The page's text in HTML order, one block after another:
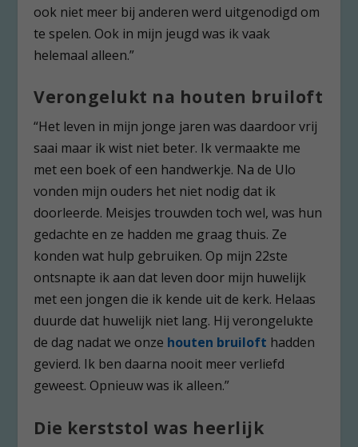
ook niet meer bij anderen werd uitgenodigd om
te spelen. Ook in mijn jeugd was ik vaak
helemaal alleen.”
Verongelukt na houten bruiloft
“Het leven in mijn jonge jaren was daardoor vrij
saai maar ik wist niet beter. Ik vermaakte me
met een boek of een handwerkje. Na de Ulo
vonden mijn ouders het niet nodig dat ik
doorleerde. Meisjes trouwden toch wel, was hun
gedachte en ze hadden me graag thuis. Ze
konden wat hulp gebruiken. Op mijn 22ste
ontsnapte ik aan dat leven door mijn huwelijk
met een jongen die ik kende uit de kerk. Helaas
duurde dat huwelijk niet lang. Hij verongelukte
de dag nadat we onze houten bruiloft hadden
gevierd. Ik ben daarna nooit meer verliefd
geweest. Opnieuw was ik alleen.”
Die kerststol was heerlijk